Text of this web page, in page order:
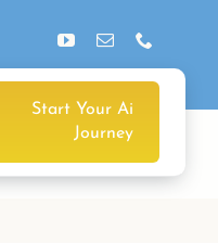
Start Your Ai
Journey